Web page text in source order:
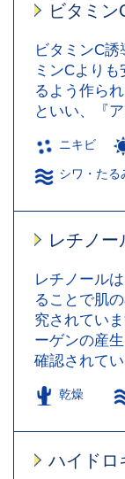
ビタミン
ビタミンC
ミンCより
るよう作ら
といい、『
ニキビ
シワ・たる
レチノー
レチノール
ることで肌
究されてい
ーゲンの産
確認されてい
乾燥
ハイドロ